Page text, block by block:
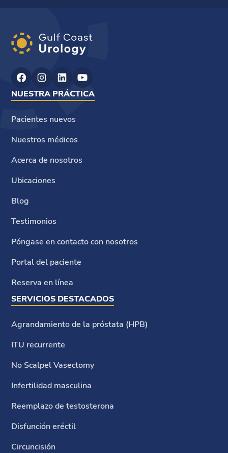
NUESTRA PRÁCTICA
Pacientes nuevos
Nuestros médicos
Acerca de nosotros
Ubicaciones
Blog
Testimonios
Póngase en contacto con nosotros
Portal del paciente
Reserva en línea
SERVICIOS DESTACADOS
Agrandamiento de la próstata (HPB)
ITU recurrente
No Scalpel Vasectomy
Infertilidad masculina
Reemplazo de testosterona
Disfunción eréctil
Circuncisión